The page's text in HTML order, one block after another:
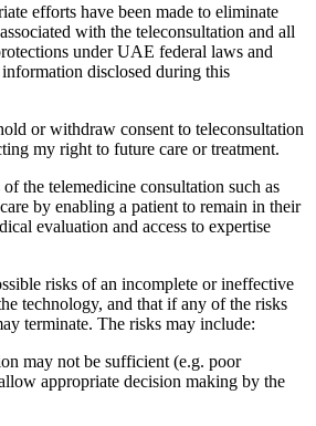
efforts have been made to eliminate
with the teleconsultation and all
under UAE federal laws and
disclosed during this
or withdraw consent to teleconsultation
my right to future care or treatment.
the telemedicine consultation such as
by enabling a patient to remain in their
evaluation and access to expertise
risks of an incomplete or ineffective
technology, and that if any of the risks
terminate. The risks may include:
may not be sufficient (e.g. poor
appropriate decision making by the